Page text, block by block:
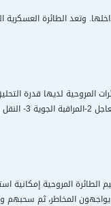
المروحية لديها قدرة
المروحية إمكانية
يواجهون المخاطر، ثم